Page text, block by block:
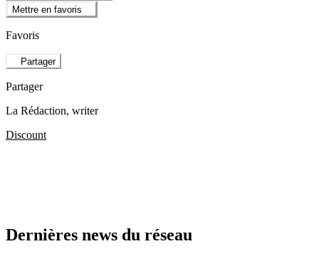
Mettre en favoris
Favoris
Partager
Partager
La Rédaction, writer
Discount
Dernières news du réseau